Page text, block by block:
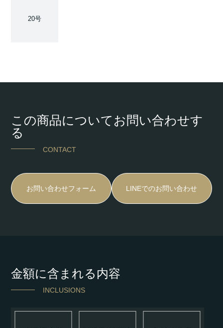
20号
この商品についてお問い合わせす
る
CONTACT
お問い合わせフォーム LINEでのお問い合わせ
金額に含まれる内容
INCLUSIONS